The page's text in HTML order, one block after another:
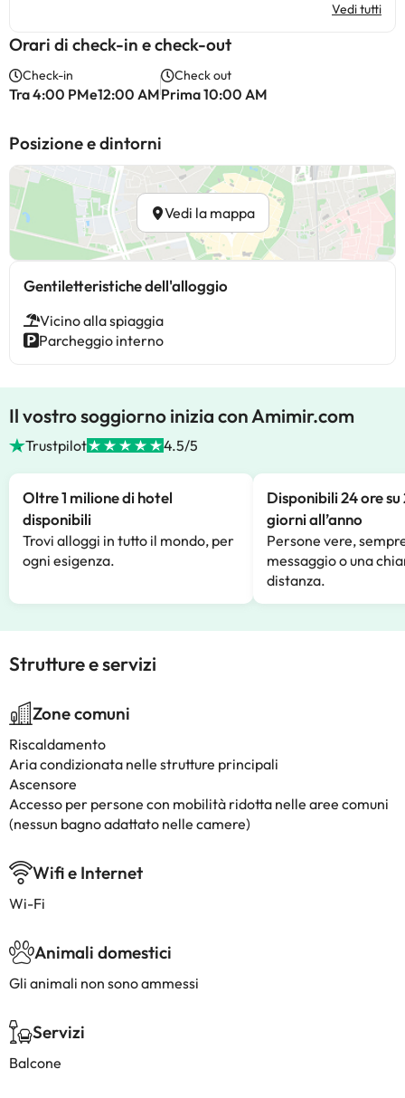
Vedi tutti
Orari di check-in e check-out
Check-in
Tra 4:00 PMe12:00 AM
Check out
Prima 10:00 AM
Posizione e dintorni
Vedi la mappa
Gentiletteristiche dell'alloggio
Vicino alla spiaggia
Parcheggio interno
Il vostro soggiorno inizia con Amimir.com
Trustpilot 4.5/5
Oltre 1 milione di hotel
disponibili
Trovi alloggi in tutto il mondo, per
ogni esigenza.
Disponibili 24 ore su
giorni all’anno
Persone vere,
messaggio o una
distanza.
Strutture e servizi
Zone comuni
Riscaldamento
Aria condizionata nelle strutture principali
Ascensore
Accesso per persone con mobilità ridotta nelle aree comuni
(nessun bagno adattato nelle camere)
Wifi e Internet
Wi-Fi
Animali domestici
Gli animali non sono ammessi
Servizi
Balcone